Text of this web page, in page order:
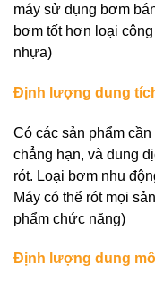
máy sử dụng bơm
bơm tốt hơn loại
nhựa)
Định lượng dung
Có các sản phẩm
chẳng hạn, và dung
rót. Loại bơm nhu
Máy có thể rót mọi
phẩm chức năng)
Định lượng dung